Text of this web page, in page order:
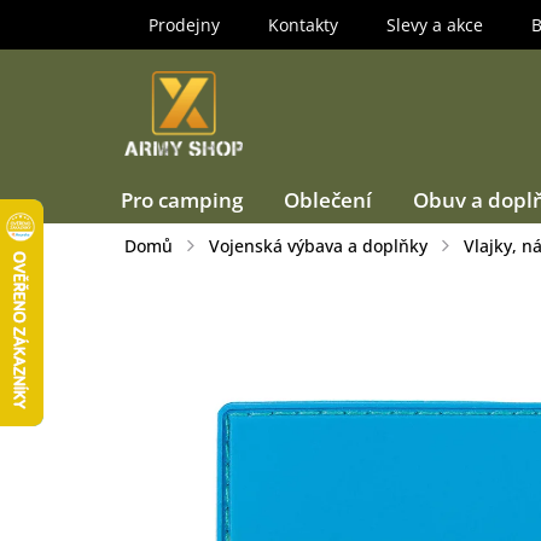
Prodejny Kontakty Slevy a akce
Pro camping Oblečení Obuv a
Domů Vojenská výbava a doplňky Vlajky,